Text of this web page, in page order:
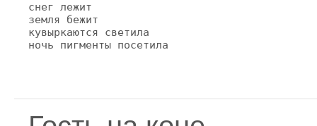
снег лежит
земля бежит
кувыркаются светила
ночь пигменты посетила